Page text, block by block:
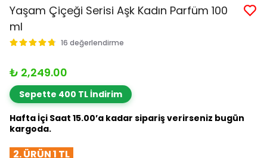
Yaşam Çiçeği Serisi Aşk Kadın Parfüm 100
ml
16 değerlendirme
₺ 2,249.00
Sepette 400 TL İndirim
Hafta İçi Saat 15.00’a kadar sipariş verirseniz bugün
kargoda.
2. ÜRÜN 1 TL